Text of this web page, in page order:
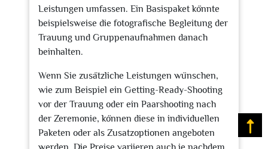
Leistungen umfassen. Ein Basispaket könnte
beispielsweise die fotografische Begleitung der
Trauung und Gruppenaufnahmen danach
beinhalten.
Wenn Sie zusätzliche Leistungen wünschen,
wie zum Beispiel ein Getting-Ready-Shooting
vor der Trauung oder ein Paarshooting nach
der Zeremonie, können diese in individuellen
Paketen oder als Zusatzoptionen angeboten